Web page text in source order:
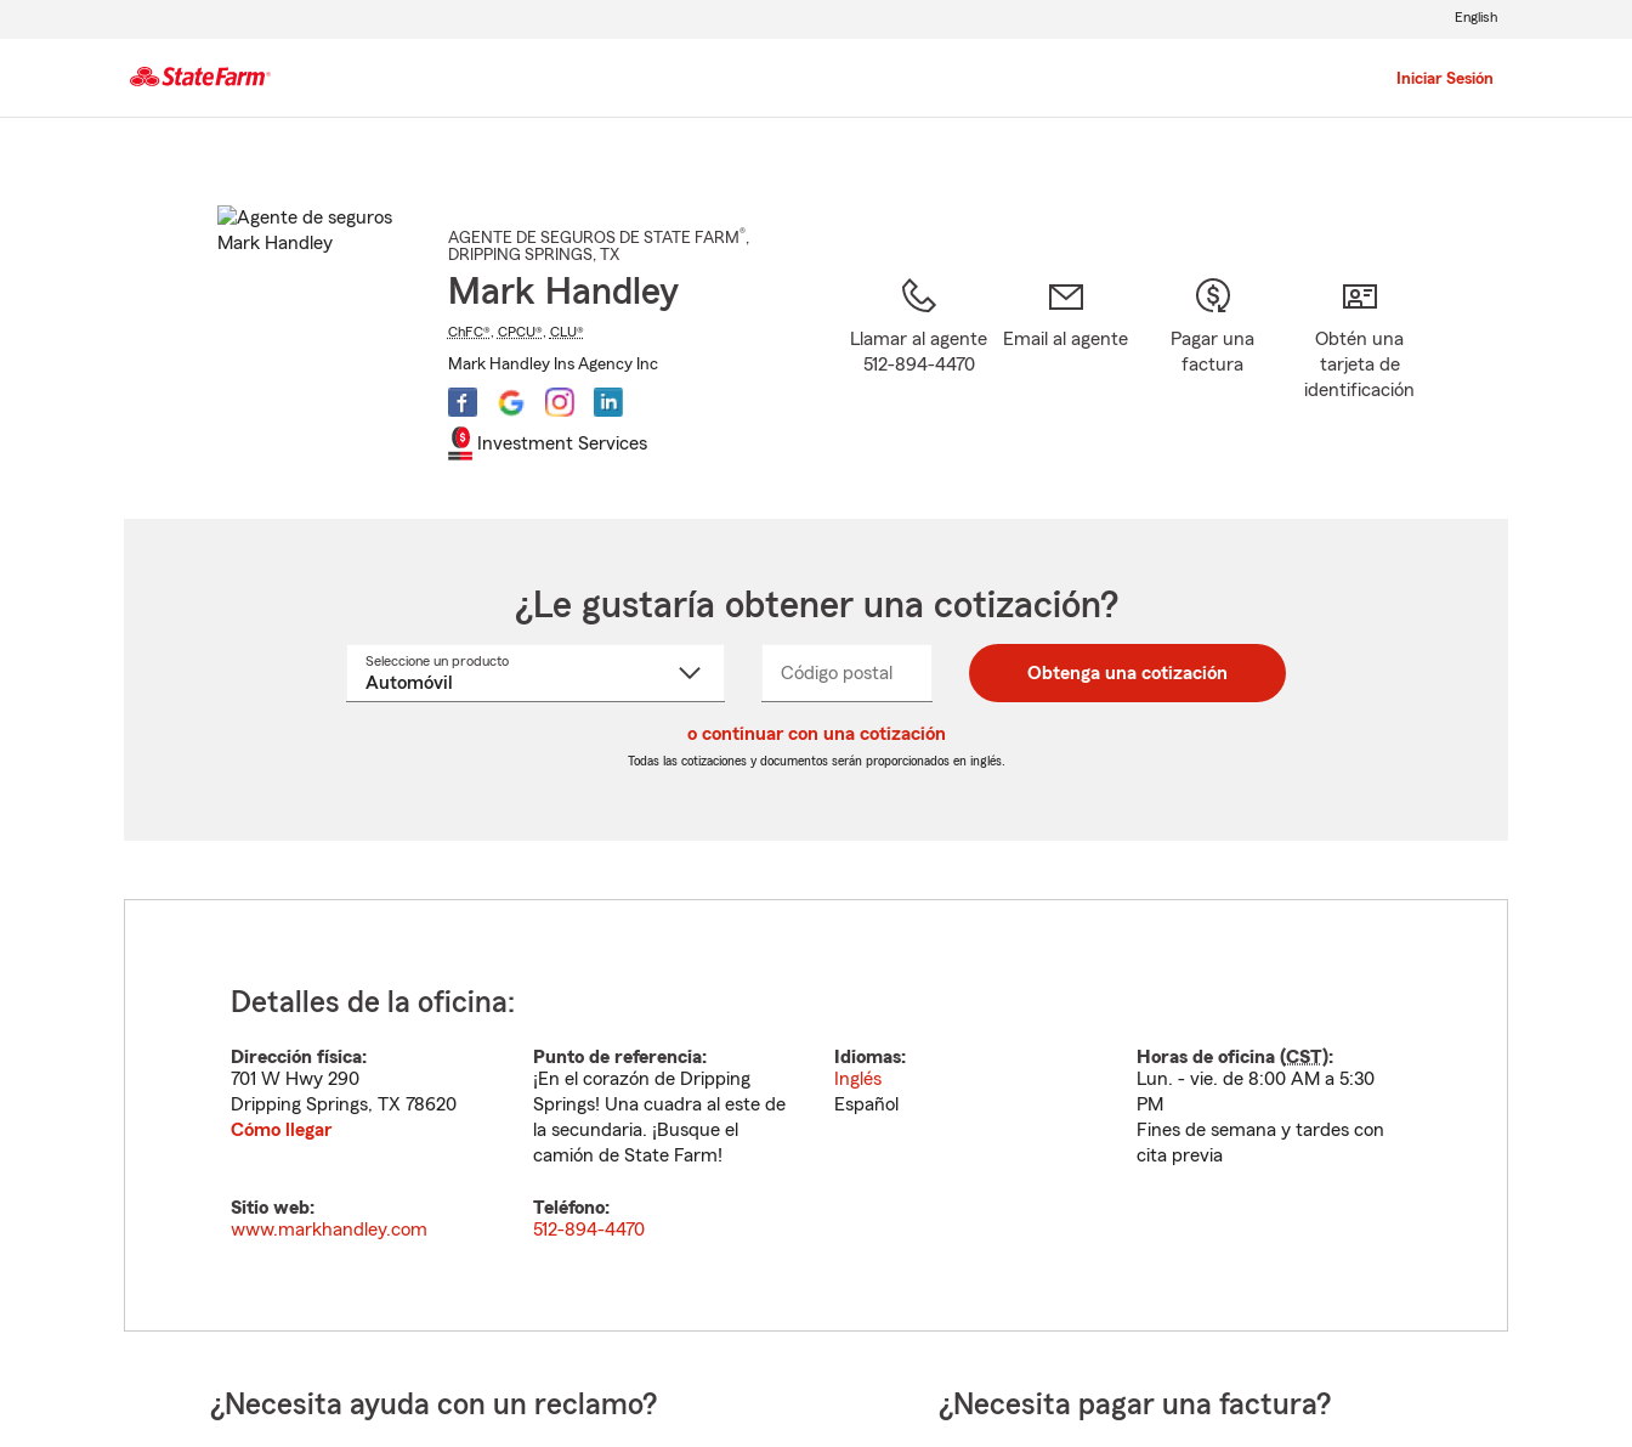
Iniciar Sesión
English
AGENTE DE SEGUROS DE STATE FARM®,
DRIPPING SPRINGS, TX
Mark Handley
ChFC®, CPCU®, CLU®
Mark Handley Ins Agency Inc
Investment Services
Llamar al agente
512-894-4470
Email al agente
Pagar una
factura
Obtén una
tarjeta de
identificación
¿Le gustaría obtener una cotización?
Seleccione un productoSeleccione
Código postal
postal
de
postal
de
_____ Obtenga una cotización
o continuar con una cotización
Todas las cotizaciones y documentos serán proporcionados en inglés.
Detalles de la oficina:
Dirección física:
701 W Hwy 290
Dripping Springs, TX 78620
Cómo llegar
Punto de referencia:
¡En el corazón de Dripping
Springs! Una cuadra al este de
la secundaria. ¡Busque el
camión de State Farm!
Idiomas:
Inglés
Español
Horas de oficina (CST):
Lun. - vie. de 8:00 AM a 5:30
PM
Fines de semana y tardes con
cita previa
Sitio web:
www.markhandley.com
Teléfono:
512-894-4470
¿Necesita ayuda con un reclamo? ¿Necesita pagar una factura?